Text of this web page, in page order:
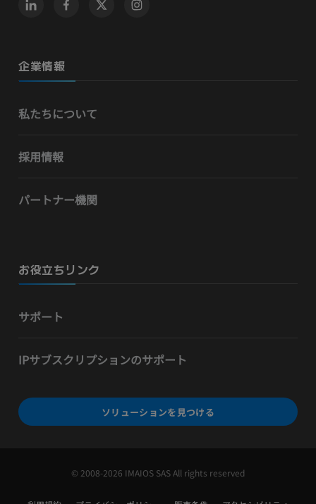
企業情報
私たちについて
採用情報
パートナー機関
お役立ちリンク
サポート
IPサブスクリプションのサポート
ソリューションを見つける
© 2008-2026 IMAIOS SAS All rights reserved